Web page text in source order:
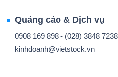
Quảng cáo & Dịch vụ
0908 169 898 - (028) 3848 7238
kinhdoanh@vietstock.vn